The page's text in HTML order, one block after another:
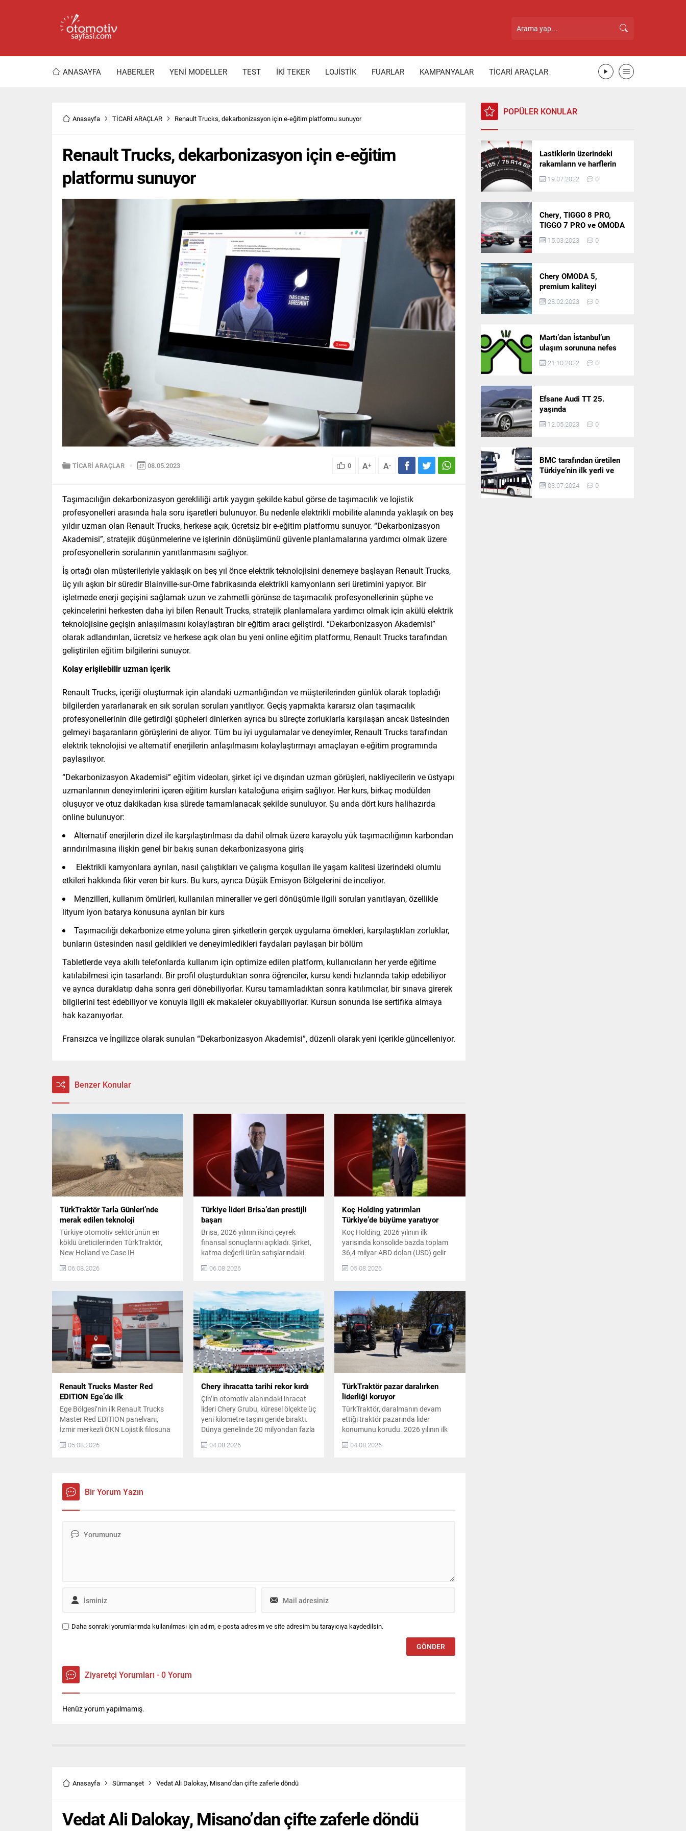
ANASAYFA HABERLER YENİ MODELLER TEST İKİ TEKER LOJİSTİK FUARLAR KAMPANYALAR TİCARİ ARAÇLAR
Anasayfa TİCARİ ARAÇLAR Renault Trucks, dekarbonizasyon için e-eğitim platformu sunuyor
Renault Trucks, dekarbonizasyon için e-eğitim
platformu sunuyor
TİCARİ ARAÇLAR 08.05.2023 0 A+ A-
Taşımacılığın dekarbonizasyon gerekliliği artık yaygın şekilde kabul görse de taşımacılık ve lojistik
profesyonelleri arasında hala soru işaretleri bulunuyor. Bu nedenle elektrikli mobilite alanında yaklaşık on beş
yıldır uzman olan Renault Trucks, herkese açık, ücretsiz bir e-eğitim platformu sunuyor. “Dekarbonizasyon
Akademisi”, stratejik düşünmelerine ve işlerinin dönüşümünü güvenle planlamalarına yardımcı olmak üzere
profesyonellerin sorularının yanıtlanmasını sağlıyor.
İş ortağı olan müşterileriyle yaklaşık on beş yıl önce elektrik teknolojisini denemeye başlayan Renault Trucks,
üç yılı aşkın bir süredir Blainville-sur-Orne fabrikasında elektrikli kamyonların seri üretimini yapıyor. Bir
işletmede enerji geçişini sağlamak uzun ve zahmetli görünse de taşımacılık profesyonellerinin şüphe ve
çekincelerini herkesten daha iyi bilen Renault Trucks, stratejik planlamalara yardımcı olmak için akülü elektrik
teknolojisine geçişin anlaşılmasını kolaylaştıran bir eğitim aracı geliştirdi. “Dekarbonizasyon Akademisi”
olarak adlandırılan, ücretsiz ve herkese açık olan bu yeni online eğitim platformu, Renault Trucks tarafından
geliştirilen eğitim bilgilerini sunuyor.
Kolay erişilebilir uzman içerik
Renault Trucks, içeriği oluşturmak için alandaki uzmanlığından ve müşterilerinden günlük olarak topladığı
bilgilerden yararlanarak en sık sorulan soruları yanıtlıyor. Geçiş yapmakta kararsız olan taşımacılık
profesyonellerinin dile getirdiği şüpheleri dinlerken ayrıca bu süreçte zorluklarla karşılaşan ancak üstesinden
gelmeyi başaranların görüşlerini de alıyor. Tüm bu iyi uygulamalar ve deneyimler, Renault Trucks tarafından
elektrik teknolojisi ve alternatif enerjilerin anlaşılmasını kolaylaştırmayı amaçlayan e-eğitim programında
paylaşılıyor.
“Dekarbonizasyon Akademisi” eğitim videoları, şirket içi ve dışından uzman görüşleri, nakliyecilerin ve üstyapı
uzmanlarının deneyimlerini içeren eğitim kursları kataloğuna erişim sağlıyor. Her kurs, birkaç modülden
oluşuyor ve otuz dakikadan kısa sürede tamamlanacak şekilde sunuluyor. Şu anda dört kurs halihazırda
online bulunuyor:
Alternatif enerjilerin dizel ile karşılaştırılması da dahil olmak üzere karayolu yük taşımacılığının karbondan
arındırılmasına ilişkin genel bir bakış sunan dekarbonizasyona giriş
Elektrikli kamyonlara ayrılan, nasıl çalıştıkları ve çalışma koşulları ile yaşam kalitesi üzerindeki olumlu
etkileri hakkında fikir veren bir kurs. Bu kurs, ayrıca Düşük Emisyon Bölgelerini de inceliyor.
Menzilleri, kullanım ömürleri, kullanılan mineraller ve geri dönüşümle ilgili soruları yanıtlayan, özellikle
lityum iyon batarya konusuna ayrılan bir kurs
Taşımacılığı dekarbonize etme yoluna giren şirketlerin gerçek uygulama örnekleri, karşılaştıkları zorluklar,
bunların üstesinden nasıl geldikleri ve deneyimledikleri faydaları paylaşan bir bölüm
Tabletlerde veya akıllı telefonlarda kullanım için optimize edilen platform, kullanıcıların her yerde eğitime
katılabilmesi için tasarlandı. Bir profil oluşturduktan sonra öğrenciler, kursu kendi hızlarında takip edebiliyor
ve ayrıca duraklatıp daha sonra geri dönebiliyorlar. Kursu tamamladıktan sonra katılımcılar, bir sınava girerek
bilgilerini test edebiliyor ve konuyla ilgili ek makaleler okuyabiliyorlar. Kursun sonunda ise sertifika almaya
hak kazanıyorlar.
Fransızca ve İngilizce olarak sunulan “Dekarbonizasyon Akademisi”, düzenli olarak yeni içerikle güncelleniyor.
Benzer Konular
TürkTraktör Tarla Günleri’nde
merak edilen teknoloji
Türkiye otomotiv sektörünün en
köklü üreticilerinden TürkTraktör,
New Holland ve Case IH
Tarla Günleri etkinliklerini başarıyla
2026 tarihleri arasında 11 ilde, 12
farklı noktada gerçekleştirilen
etkinliklerde yaklaşık 4 bin çiftçi
TürkTraktör’ün traktörlerini,
ekipmanlarını, hassas tarım
teknolojilerini ve dijital tarım
çözümlerini sahada deneyimleme
fırsatı...
06.08.2026
Türkiye lideri Brisa’dan prestijli
başarı
Brisa, 2026 yılının ikinci çeyrek
finansal sonuçlarını açıkladı. Şirket,
katma değerli ürün satışlarındaki
maliyet disiplininin desteğiyle
performansını güçlendirdi. Bu
sayede dönemi 260 milyon TL net
kâr ile tamamladı. Brisa, yurtiçi
pazardaki güçlü performansını
sürdürdü. Yurtiçi yenileme lastik
pazarında tüm ana segmentlerde...
06.08.2026
Koç Holding yatırımları
Türkiye’de büyüme yaratıyor
Koç Holding, 2026 yılının ilk
yarısında konsolide bazda toplam
36,4 milyar ABD doları (USD) gelir
milyar USD kombine yatırım
yatırım tutarı ise 16,9 milyar USD‘ye
ulaştı. Koç Holding’in 2026 İlk Yarı
Finansal Performansı Koç Holding
CEO’su Levent Çakıroğlu,
ekonomik...
05.08.2026
Renault Trucks Master Red
EDITION Ege’de ilk
Ege Bölgesi’nin ilk Renault Trucks
Master Red EDITION panelvanı,
İzmir merkezli ÖKN Lojistik filosuna
katıldı. Şirket, Türkiye genelinde
parsiyel lojistik operasyonları
yatırımında yakıt ekonomisi, toplam
sahip olma maliyeti ve Renault
Trucks’ın ticari araçlara özel satış...
05.08.2026
Chery ihracatta tarihi rekor kırdı
Çin’in otomotiv alanındaki ihracat
lideri Chery Grubu, küresel ölçekte üç
yeni kilometre taşını geride bıraktı.
Dünya genelinde 20 milyondan fazla
kullanıcıya ulaşan şirket, daha
güvenli, daha akıllı ve daha nitelikli
04.08.2026
TürkTraktör pazar daralırken
liderliği koruyor
TürkTraktör, daralmanın devam
ettiği traktör pazarında lider
konumunu korudu. 2026 yılının ilk
yarısında operasyonel verimlilik,
maliyet yönetimi ve finansal disiplin
%58’ini, ihracatının ise %74’ünü
04.08.2026
Bir Yorum Yazın
Daha sonraki yorumlarımda kullanılması için adım, e-posta adresim ve site adresim bu tarayıcıya kaydedilsin.
Ziyaretçi Yorumları - 0 Yorum
Henüz yorum yapılmamış.
Anasayfa Sürmanşet Vedat Ali Dalokay, Misano’dan çifte zaferle döndü
Vedat Ali Dalokay, Misano’dan çifte zaferle döndü
POPÜLER KONULAR
Lastiklerin üzerindeki
rakamların ve harflerin
anlamı nedir?
19.07.2022 0
Chery, TIGGO 8 PRO,
TIGGO 7 PRO ve OMODA
5’in resmi olarak
satışlarına başlıyor!
15.03.2023 0
Chery OMODA 5,
premium kaliteyi
Türkiye’de sunmaya
hazırlanıyor
28.02.2023 0
Martı’dan İstanbul’un
ulaşım sorununa nefes
aldıracak yeni
platform: Tek Araçla
21.10.2022 0
Efsane Audi TT 25.
yaşında
12.05.2023 0
BMC tarafından üretilen
Türkiye’nin ilk yerli ve
milli apron otobüsü
Neoport’a yurt dışından
03.07.2024 0